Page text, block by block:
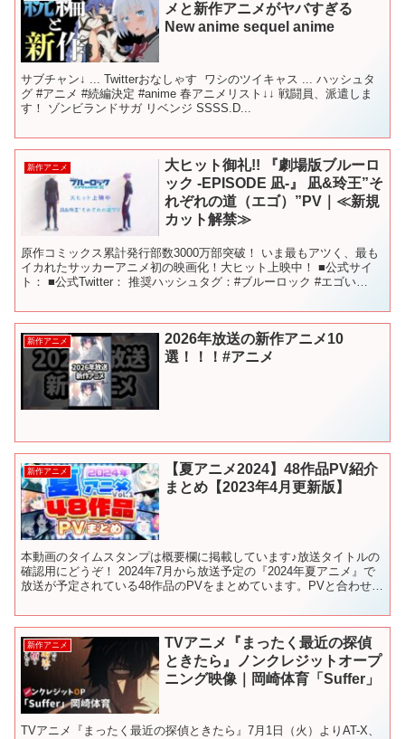
メと新作アニメがヤバすぎる
New anime sequel anime
サブチャン↓ ​... Twitterおなしゃす ​​​​​​​​ ワシのツイキャス ​​​...​ ハッシュタ
グ #アニメ​​​ #続編決定 #anime 春アニメリスト↓↓ 戦闘員、派遣しま
す！ ゾンビランドサガ リベンジ SSSS.D...
新作アニメ
大ヒット御礼!! 『劇場版ブルーロ
ック -EPISODE 凪-』 凪&玲王”そ
れぞれの道（エゴ）”PV｜≪新規
カット解禁≫
原作コミックス累計発行部数3000万部突破！ いま最もアツく、最も
イカれたサッカーアニメ初の映画化！大ヒット上映中！ ■公式サイ
ト： ■公式Twitter： 推奨ハッシュタグ：#ブルーロック #エゴい
新作アニメ
2026年放送の新作アニメ10
選！！！#アニメ
新作アニメ
【夏アニメ2024】48作品PV紹介
まとめ【2023年4月更新版】
本動画のタイムスタンプは概要欄に掲載しています♪放送タイトルの
確認用にどうぞ！ 2024年7月から放送予定の『2024年夏アニメ』で
放送が予定されている48作品のPVをまとめています。PVと合わせて
新作アニメ
TVアニメ『まったく最近の探偵
ときたら』ノンクレジットオープ
ニング映像｜岡崎体育「Suffer」
TVアニメ『まったく最近の探偵ときたら』7月1日（火）よりAT-X、